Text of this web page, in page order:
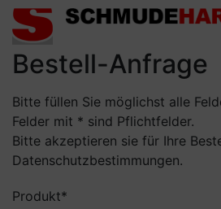
Bestell-Anfrage
Bitte füllen Sie möglichst alle
Felder mit * sind Pflichtfelder.
Bitte akzeptieren sie für Ihre
Datenschutzbestimmungen.
Pflichtfeld
Produkt*